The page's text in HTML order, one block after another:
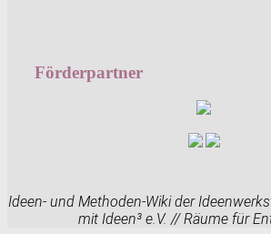
Förderpartner
Ideen- und Methoden-Wiki der
mit Ideen³ e.V. // Räume für